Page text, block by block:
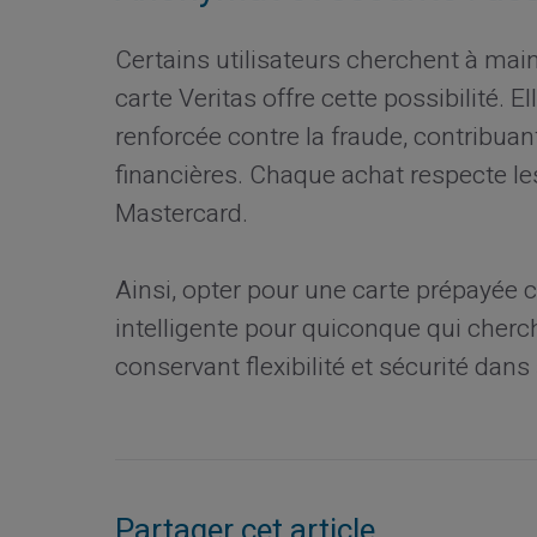
Certains utilisateurs cherchent à
carte Veritas offre cette possibilité.
renforcée contre la fraude,
financières. Chaque achat respecte
Mastercard.
Ainsi, opter pour une carte prépayée
intelligente pour quiconque qui
conservant flexibilité et sécurité